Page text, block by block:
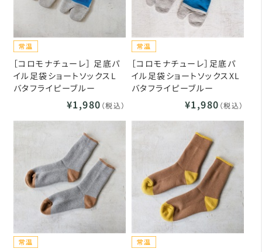
［コロモナチューレ］ 足底パ
イル足袋ショートソックスL
バタフライピーブルー
¥1,980 （税込）
［コロモナチューレ］足底パ
イル足袋ショートソックスXL
バタフライピーブルー
¥1,980 （税込）